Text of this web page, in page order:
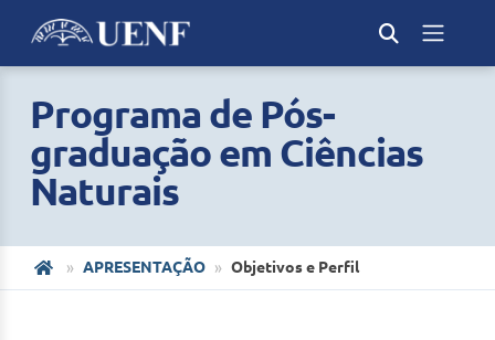
Programa de Pós-
graduação em Ciências
Naturais
APRESENTAÇÃO Objetivos e Perfil